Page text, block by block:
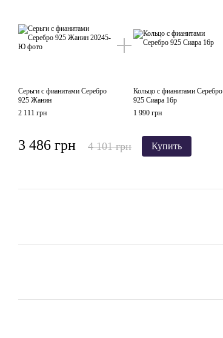
Серьги с фианитами Серебро
925 Жанин
2 111 грн
Кольцо с фианитами Серебро
925 Сиара 16р
1 990 грн
3 486 грн 4 101 грн Купить